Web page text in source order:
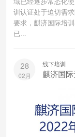
训认证处于迫切需
要求，麒济国际培
已...
28
02月
线下培训
麒济国